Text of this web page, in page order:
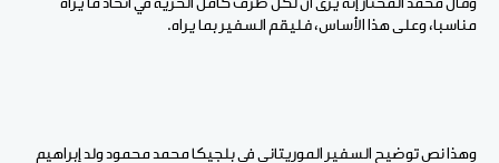
وقال محمد المختار إنه يرى أن لكل طرف كامل الحرية في اتخاذ ما يراه
مناسبا، وعلى هذا الأساس، فليقم السفير بما يراه.
وهذا نص توضيح السفير الموريتاني في بلجيكا محمد محمود ولد إبراهيم